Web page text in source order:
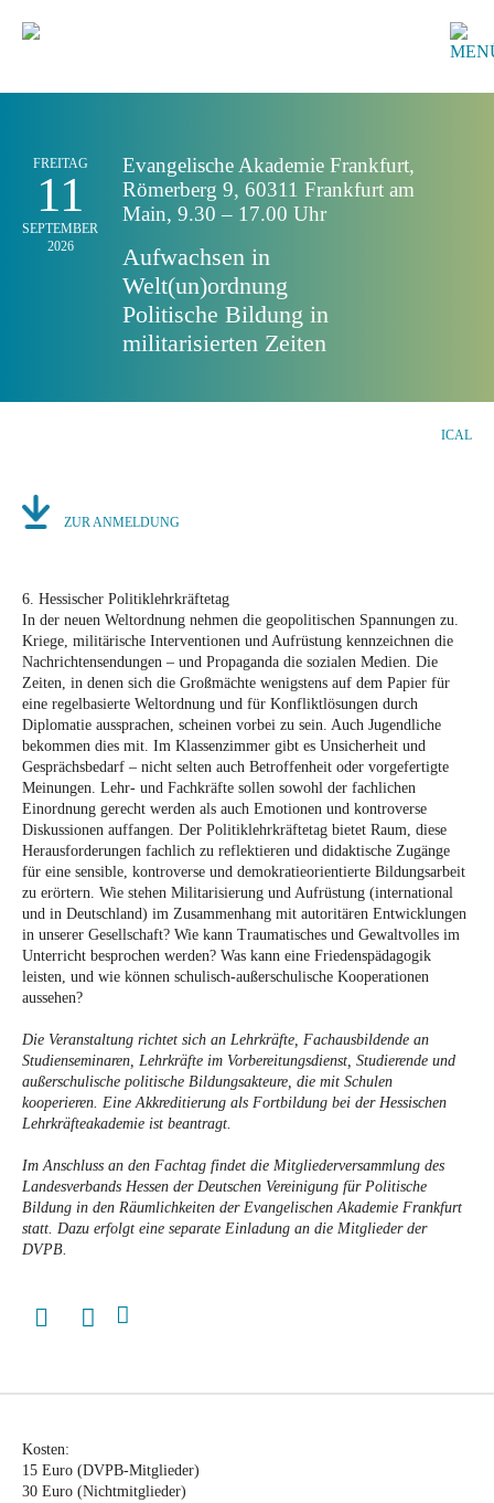
FREITAG
11
SEPTEMBER
2026
Evangelische Akademie Frankfurt,
Römerberg 9, 60311 Frankfurt am
Main, 9.30 – 17.00 Uhr
Aufwachsen in
Welt(un)ordnung
Politische Bildung in
militarisierten Zeiten
ICAL
ZUR ANMELDUNG
6. Hessischer Politiklehrkräftetag
In der neuen Weltordnung nehmen die geopolitischen Spannungen zu.
Kriege, militärische Interventionen und Aufrüstung kennzeichnen die
Nachrichtensendungen – und Propaganda die sozialen Medien. Die
Zeiten, in denen sich die Großmächte wenigstens auf dem Papier für
eine regelbasierte Weltordnung und für Konfliktlösungen durch
Diplomatie aussprachen, scheinen vorbei zu sein. Auch Jugendliche
bekommen dies mit. Im Klassenzimmer gibt es Unsicherheit und
Gesprächsbedarf – nicht selten auch Betroffenheit oder vorgefertigte
Meinungen. Lehr- und Fachkräfte sollen sowohl der fachlichen
Einordnung gerecht werden als auch Emotionen und kontroverse
Diskussionen auffangen. Der Politiklehrkräftetag bietet Raum, diese
Herausforderungen fachlich zu reflektieren und didaktische Zugänge
für eine sensible, kontroverse und demokratieorientierte Bildungsarbeit
zu erörtern. Wie stehen Militarisierung und Aufrüstung (international
und in Deutschland) im Zusammenhang mit autoritären Entwicklungen
in unserer Gesellschaft? Wie kann Traumatisches und Gewaltvolles im
Unterricht besprochen werden? Was kann eine Friedenspädagogik
leisten, und wie können schulisch-außerschulische Kooperationen
aussehen?
Die Veranstaltung richtet sich an Lehrkräfte, Fachausbildende an
Studienseminaren, Lehrkräfte im Vorbereitungsdienst, ­Studierende und
außerschulische politische Bildungsakteure, die mit Schulen
kooperieren. Eine Akkreditierung als Fortbildung bei der Hessischen
Lehrkräfteakademie ist beantragt.
Im Anschluss an den Fachtag findet die Mitgliederversammlung des
Landesverbands Hessen der Deutschen Vereinigung für Politische
Bildung in den Räumlichkeiten der Evangelischen Akademie Frankfurt
statt. Dazu erfolgt eine separate Einladung an die Mitglieder der
DVPB.
Kosten:
15 Euro (DVPB-Mitglieder)
30 Euro (Nichtmitglieder)